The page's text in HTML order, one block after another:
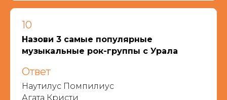
10
Назови 3 самые популярные
музыкальные рок-группы с Урала
Ответ
Наутилус Помпилиус
Агата Кристи